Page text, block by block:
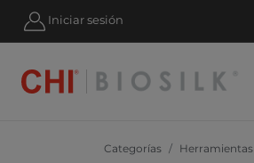
Iniciar sesión
Y AHORRA UN 10 % HOY MISMO
Categorías Herramientas